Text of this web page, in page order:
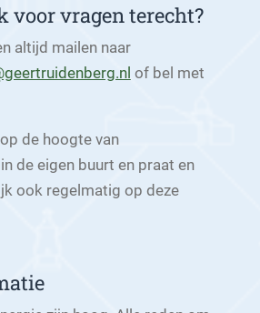
voor vragen terecht?
altijd mailen naar
of bel met
de hoogte van
de eigen buurt en praat en
ook regelmatig op deze